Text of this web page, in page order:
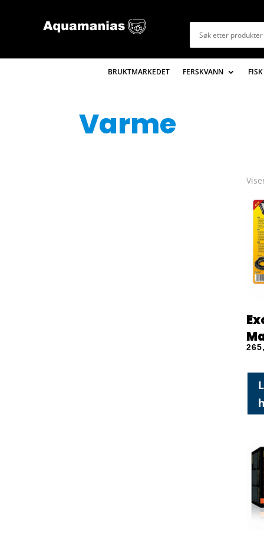
BRUKTMARKEDET FERSKVANN FISK
Varme